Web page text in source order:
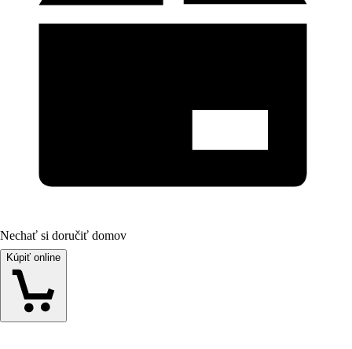
Nechať si doručiť domov
Kúpiť online